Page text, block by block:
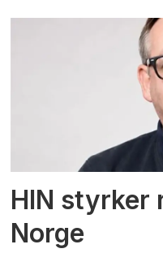
HIN styrker
Norge